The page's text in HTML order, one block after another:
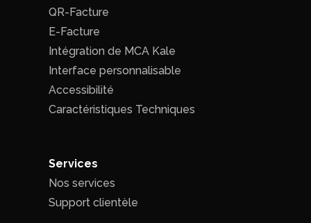
QR-Facture
E-Facture
Intégration de MCA Kale
Interface personnalisable
Accessibilité
Caractéristiques Techniques
Services
Nos services
Support clientèle